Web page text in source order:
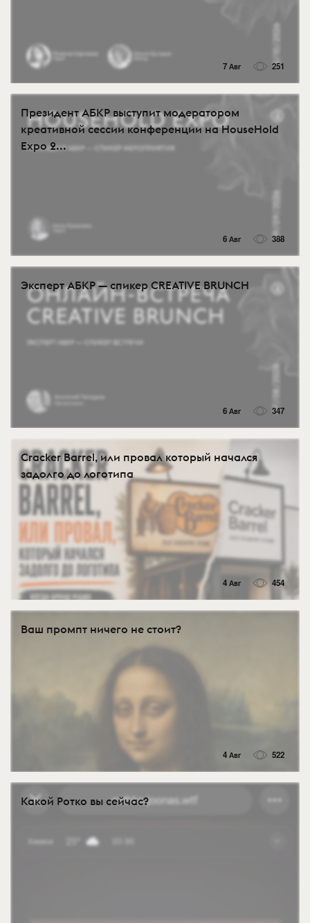
7 Авг 251
Президент АБКР выступит модератором
креативной сессии конференции на HouseHold
Expo 2...
6 Авг 388
Эксперт АБКР — спикер CREATIVE BRUNCH
6 Авг 347
Cracker Barrel, или провал который начался
задолго до логотипа
4 Авг 454
Ваш промпт ничего не стоит?
4 Авг 522
Какой Ротко вы сейчас?